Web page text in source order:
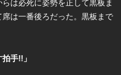
は必死に姿勢を正して黒板ま
は一番後ろだった。黒板まで
手!!」